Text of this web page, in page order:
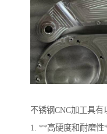
不锈钢CNC加工具有
1. **高硬度和耐磨性